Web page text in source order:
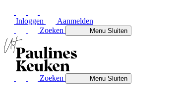
Inloggen
Aanmelden
Zoeken
MenuSluiten
Zoeken MenuSluiten